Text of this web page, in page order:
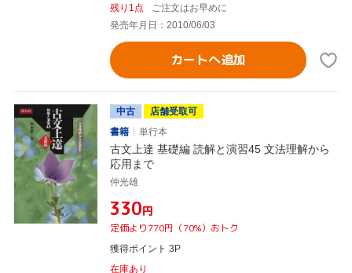
残り1点
ご注文はお早めに
発売年月日：2010/06/03
カートへ追加
中古
店舗受取可
書籍
単行本
古文上達 基礎編 読解と演習45 文法理解から
応用まで
仲光雄
¥330円
定価より770円（70%）おトク
獲得ポイント 3P
在庫あり